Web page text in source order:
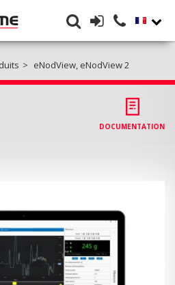
eNodView, eNodView 2
DOCUMENTATION